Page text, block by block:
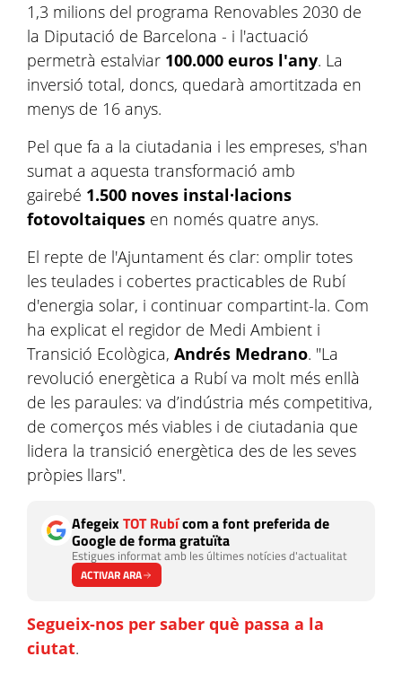
1,3 milions del programa Renovables 2030 de
la Diputació de Barcelona - i l'actuació
permetrà estalviar 100.000 euros l'any. La
inversió total, doncs, quedarà amortitzada en
menys de 16 anys.
Pel que fa a la ciutadania i les empreses, s'han
sumat a aquesta transformació amb
gairebé 1.500 noves instal·lacions
fotovoltaiques en només quatre anys.
El repte de l'Ajuntament és clar: omplir totes
les teulades i cobertes practicables de Rubí
d'energia solar, i continuar compartint-la. Com
ha explicat el regidor de Medi Ambient i
Transició Ecològica, Andrés Medrano. "La
revolució energètica a Rubí va molt més enllà
de les paraules: va d’indústria més competitiva,
de comerços més viables i de ciutadania que
lidera la transició energètica des de les seves
pròpies llars".
AfegeixTOT Rubícom a font preferida de
Google de forma gratuïta
Estigues informat amb les últimes notícies d'actualitat
ACTIVAR ARA
Segueix-nos per saber què passa a la
ciutat.